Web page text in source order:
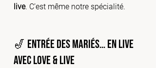
live. C’est même notre spécialité.
🎷 Entrée des mariés… en live
avec Love & Live